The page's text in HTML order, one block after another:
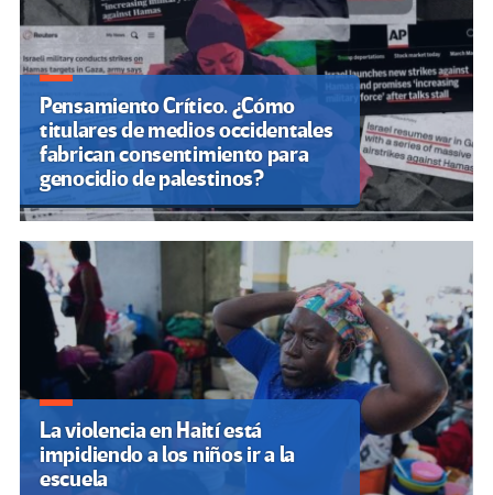
Pensamiento Crítico. ¿Cómo
titulares de medios occidentales
fabrican consentimiento para
genocidio de palestinos?
La violencia en Haití está
impidiendo a los niños ir a la
escuela